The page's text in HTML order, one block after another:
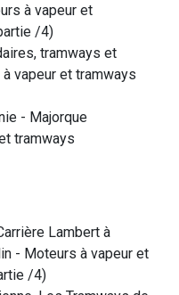
à vapeur et
/4)
tramways et
vapeur et tramways
- Majorque
tramways
Lambert à
- Moteurs à vapeur et
/4)